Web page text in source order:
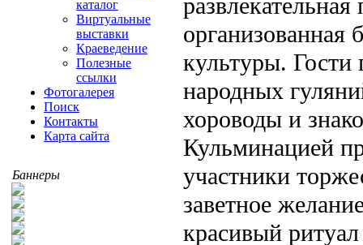
каталог
Виртуальные
выставки
Краеведение
Полезные
ссылки
Фотогалерея
Поиск
Контакты
Карта сайта
Баннеры
организованная
культуры. Гости
народных
хороводы и
Кульминацией
участники
заветное
красивый